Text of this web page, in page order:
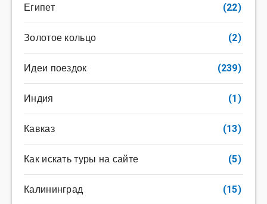
Египет (22)
Золотое кольцо (2)
Идеи поездок (239)
Индия (1)
Кавказ (13)
Как искать туры на сайте (5)
Калининград (15)